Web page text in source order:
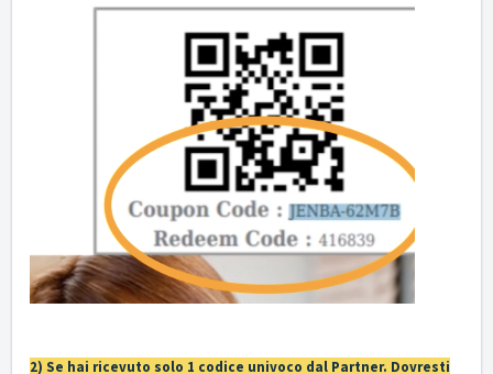
2) Se hai ricevuto solo 1 codice univoco dal Partner. Dovresti